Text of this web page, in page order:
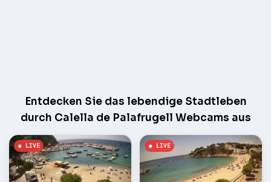
Entdecken Sie das lebendige Stadtleben
durch Calella de Palafrugell Webcams aus